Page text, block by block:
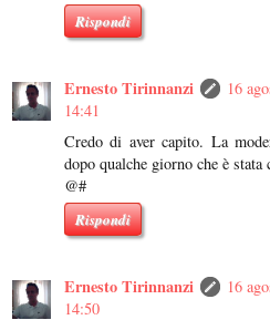
Rispondi
Ernesto Tirinnanzi
16
14:41
Credo di aver capito. La
dopo qualche giorno che è
@#
Rispondi
Ernesto Tirinnanzi
16
14:50